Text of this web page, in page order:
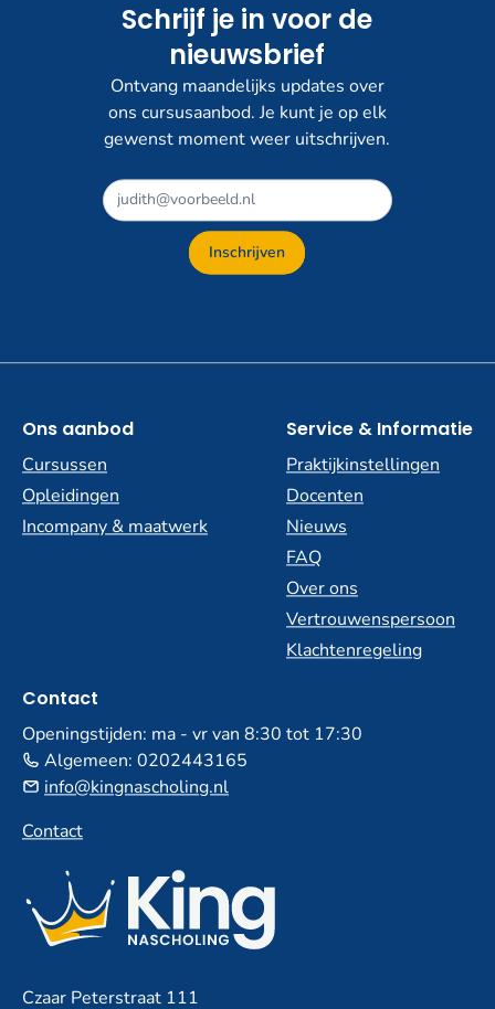
Schrijf je in voor de
nieuwsbrief
Ontvang maandelijks updates over
ons cursusaanbod. Je kunt je op elk
gewenst moment weer uitschrijven.
Inschrijven
Ons aanbod
Cursussen
Opleidingen
Incompany & maatwerk
Service & Informatie
Praktijkinstellingen
Docenten
Nieuws
FAQ
Over ons
Vertrouwenspersoon
Klachtenregeling
Contact
Openingstijden: ma - vr van 8:30 tot 17:30
Algemeen: 0202443165
info@kingnascholing.nl
Contact
Czaar Peterstraat 111